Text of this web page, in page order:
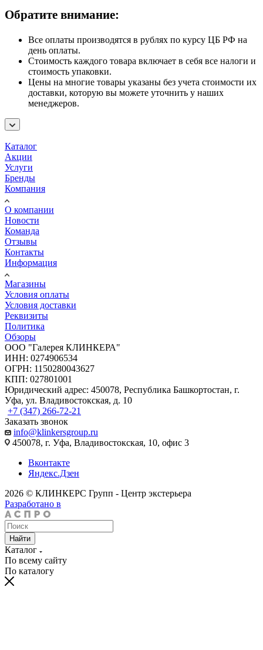
Обратите внимание:
Все оплаты производятся в рублях по курсу ЦБ РФ на
день оплаты.
Стоимость каждого товара включает в себя все налоги и
стоимость упаковки.
Цены на многие товары указаны без учета стоимости их
доставки, которую вы можете уточнить у наших
менеджеров.
Каталог
Акции
Услуги
Бренды
Компания
О компании
Новости
Команда
Отзывы
Контакты
Информация
Магазины
Условия оплаты
Условия доставки
Реквизиты
Политика
Обзоры
ООО "Галерея КЛИНКЕРА"
ИНН: 0274906534
ОГРН: 1150280043627
КПП: 027801001
Юридический адрес: 450078, Республика Башкортостан, г.
Уфа, ул. Владивостокская, д. 10
+7 (347) 266-72-21
Заказать звонок
info@klinkersgroup.ru
450078, г. Уфа, Владивостокская, 10, офис 3
Вконтакте
Яндекс.Дзен
2026 © КЛИНКЕРС Групп - Центр экстерьера
Разработано в
Найти
Каталог
По всему сайту
По каталогу